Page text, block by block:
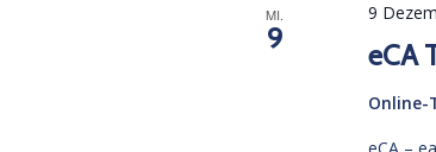
MI.
9 eCA
9
Online-